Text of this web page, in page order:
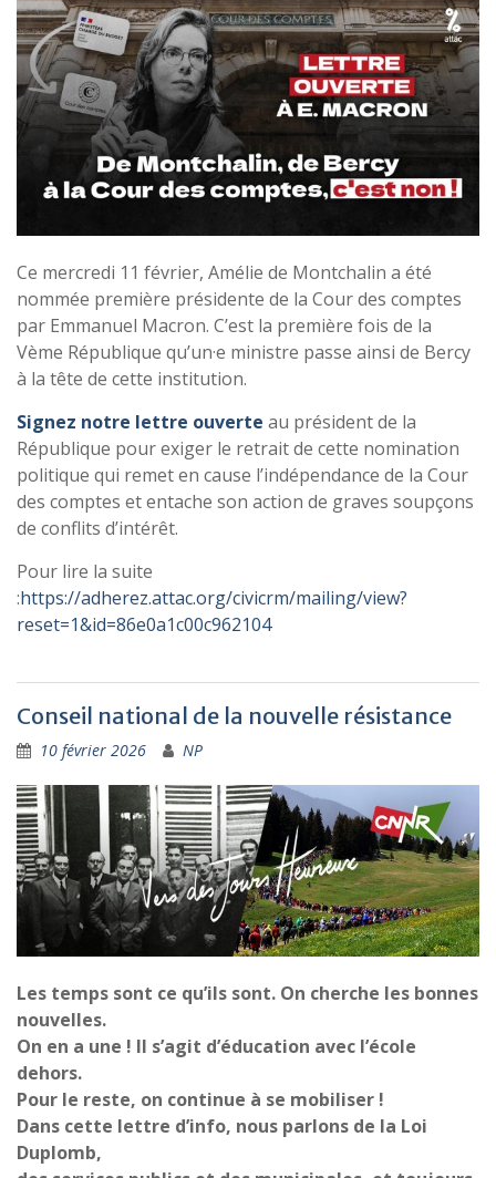
Ce mercredi 11 février, Amélie de Montchalin a été
nommée première présidente de la Cour des comptes
par Emmanuel Macron. C’est la première fois de la
Vème République qu’un·e ministre passe ainsi de Bercy
à la tête de cette institution.
Signez notre lettre ouverte au président de la
République pour exiger le retrait de cette nomination
politique qui remet en cause l’indépendance de la Cour
des comptes et entache son action de graves soupçons
de conflits d’intérêt.
Pour lire la suite
:https://adherez.attac.org/civicrm/mailing/view?
reset=1&id=86e0a1c00c962104
Conseil national de la nouvelle résistance
10 février 2026 NP
Les temps sont ce qu’ils sont. On cherche les bonnes
nouvelles.
On en a une ! Il s’agit d’éducation avec l’école
dehors.
Pour le reste, on continue à se mobiliser !
Dans cette lettre d’info, nous parlons de la Loi
Duplomb,